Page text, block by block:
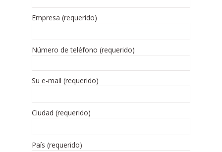
Empresa (requerido)
Número de teléfono (requerido)
Su e-mail (requerido)
Ciudad (requerido)
País (requerido)